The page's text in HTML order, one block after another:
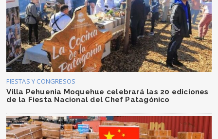
FIESTAS Y CONGRESOS
Villa Pehuenia Moquehue celebrará las 20 ediciones
de la Fiesta Nacional del Chef Patagónico